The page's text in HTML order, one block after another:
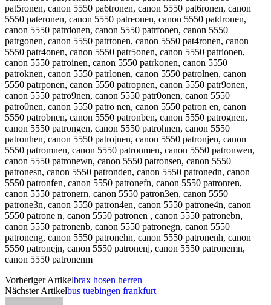
pat5ronen, canon 5550 pa6tronen, canon 5550 pat6ronen, canon
5550 pateronen, canon 5550 patreonen, canon 5550 patdronen,
canon 5550 patrdonen, canon 5550 patrfonen, canon 5550
patrgonen, canon 5550 patrtonen, canon 5550 pat4ronen, canon
5550 patr4onen, canon 5550 patr5onen, canon 5550 patrionen,
canon 5550 patroinen, canon 5550 patrkonen, canon 5550
patroknen, canon 5550 patrlonen, canon 5550 patrolnen, canon
5550 patrponen, canon 5550 patropnen, canon 5550 patr9onen,
canon 5550 patro9nen, canon 5550 patr0onen, canon 5550
patro0nen, canon 5550 patro nen, canon 5550 patron en, canon
5550 patrobnen, canon 5550 patronben, canon 5550 patrognen,
canon 5550 patrongen, canon 5550 patrohnen, canon 5550
patronhen, canon 5550 patrojnen, canon 5550 patronjen, canon
5550 patromnen, canon 5550 patronmen, canon 5550 patronwen,
canon 5550 patronewn, canon 5550 patronsen, canon 5550
patronesn, canon 5550 patronden, canon 5550 patronedn, canon
5550 patronfen, canon 5550 patronefn, canon 5550 patronren,
canon 5550 patronern, canon 5550 patron3en, canon 5550
patrone3n, canon 5550 patron4en, canon 5550 patrone4n, canon
5550 patrone n, canon 5550 patronen , canon 5550 patronebn,
canon 5550 patronenb, canon 5550 patronegn, canon 5550
patroneng, canon 5550 patronehn, canon 5550 patronenh, canon
5550 patronejn, canon 5550 patronenj, canon 5550 patronemn,
canon 5550 patronenm
Vorheriger Artikelbrax hosen herren
Nächster Artikelbus tuebingen frankfurt